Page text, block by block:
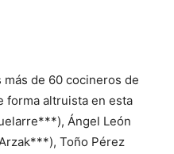
de 60 cocineros de
forma altruista en esta
Ángel León
Toño Pérez